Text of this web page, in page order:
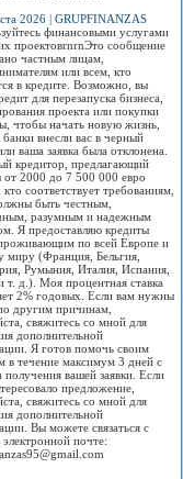
2026 | GRUPFINANZAS
финансовыми услугами
проектовrnrnЭто сообщение
частным лицам,
или всем, кто
в кредите. Возможно, вы
для перезапуска бизнеса,
проекта или покупки
чтобы начать новую жизнь,
внесли вас в черный
ваша заявка была отклонена.
кредитор, предлагающий
от 2000 до 7 500 000 евро
соответствует требованиям,
быть честным,
разумным и надежным
Я предоставляю кредиты
по всей Европе и
миру (Франция, Бельгия,
Румыния, Италия, Испания,
т. д.). Моя процентная ставка
2% годовых. Если вам нужны
другим причинам,
свяжитесь со мной для
дополнительной
Я готов помочь своим
в течение максимум 3 дней с
получения вашей заявки. Если
предложение,
свяжитесь со мной для
дополнительной
Вы можете связаться с
почте: